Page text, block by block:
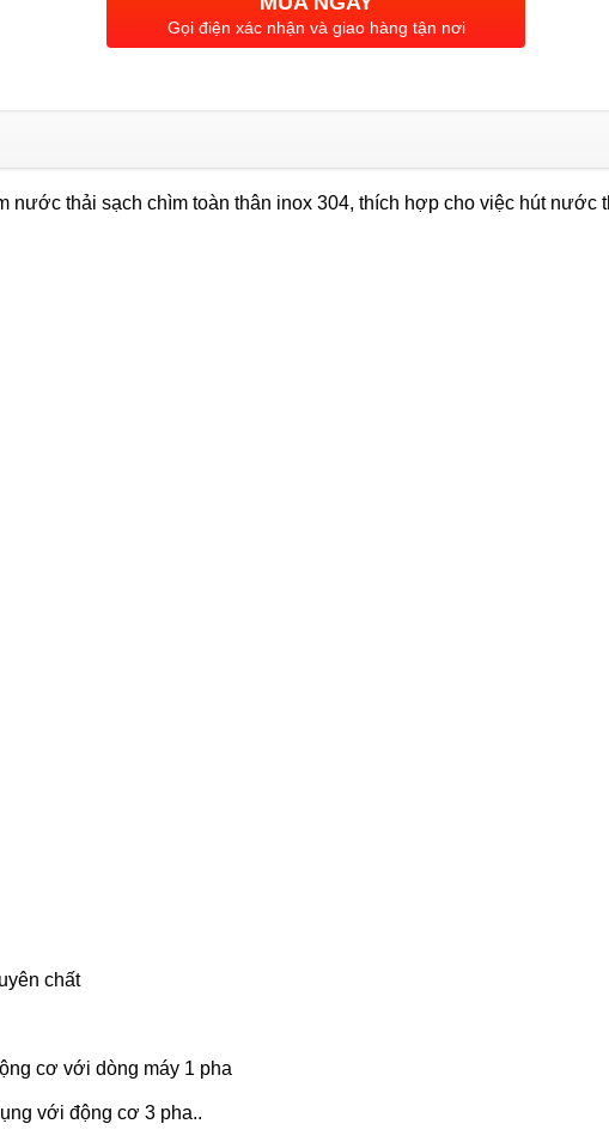
Forerun
số
lượng
Gọi điện xác nhận và giao hàng tận nơi
nước thải sạch chìm toàn thân inox 304, thích hợp cho việc hút nước
chất
cơ với dòng máy 1 pha
với động cơ 3 pha..